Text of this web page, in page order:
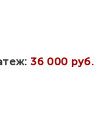
36 000 руб.